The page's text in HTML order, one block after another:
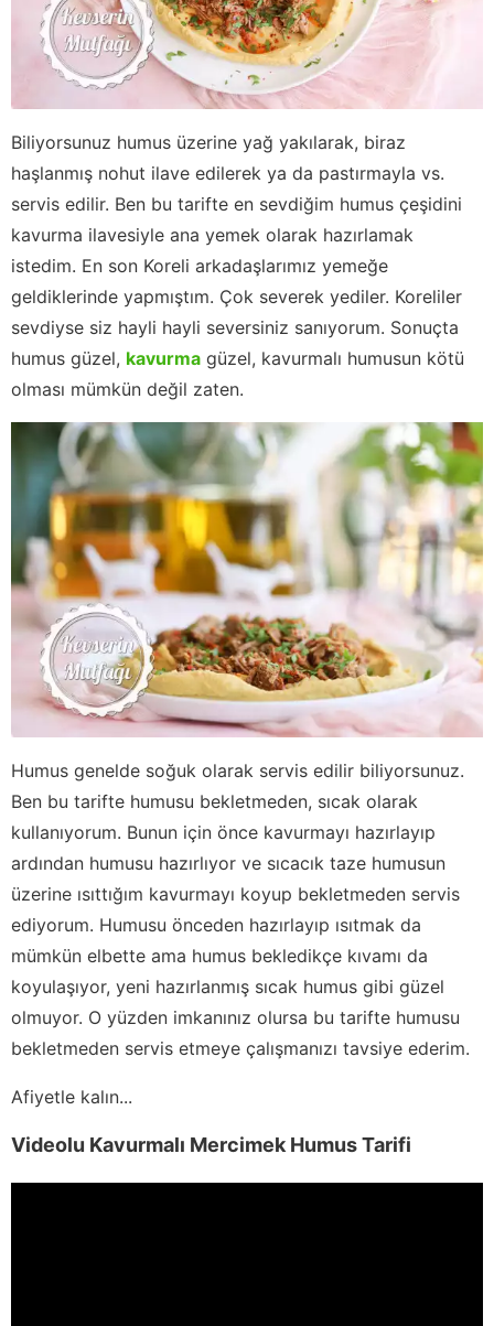
Biliyorsunuz humus üzerine yağ yakılarak, biraz
haşlanmış nohut ilave edilerek ya da pastırmayla vs.
servis edilir. Ben bu tarifte en sevdiğim humus çeşidini
kavurma ilavesiyle ana yemek olarak hazırlamak
istedim. En son Koreli arkadaşlarımız yemeğe
geldiklerinde yapmıştım. Çok severek yediler. Koreliler
sevdiyse siz hayli hayli seversiniz sanıyorum. Sonuçta
humus güzel, kavurma güzel, kavurmalı humusun kötü
olması mümkün değil zaten.
Humus genelde soğuk olarak servis edilir biliyorsunuz.
Ben bu tarifte humusu bekletmeden, sıcak olarak
kullanıyorum. Bunun için önce kavurmayı hazırlayıp
ardından humusu hazırlıyor ve sıcacık taze humusun
üzerine ısıttığım kavurmayı koyup bekletmeden servis
ediyorum. Humusu önceden hazırlayıp ısıtmak da
mümkün elbette ama humus bekledikçe kıvamı da
koyulaşıyor, yeni hazırlanmış sıcak humus gibi güzel
olmuyor. O yüzden imkanınız olursa bu tarifte humusu
bekletmeden servis etmeye çalışmanızı tavsiye ederim.
Afiyetle kalın...
Videolu Kavurmalı Mercimek Humus Tarifi